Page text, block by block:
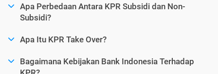
Apa Perbedaan Antara KPR Subsidi dan Non-
Subsidi?
Apa Itu KPR Take Over?
Bagaimana Kebijakan Bank Indonesia Terhadap